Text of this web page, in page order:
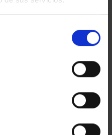
CASTLES OF THE